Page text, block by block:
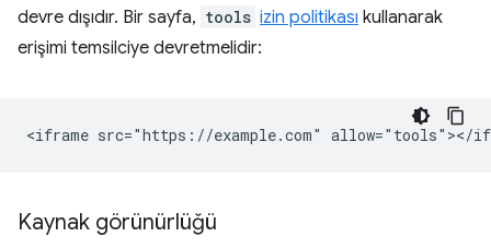
devre dışıdır. Bir sayfa, tools izin politikası kullanarak
erişimi temsilciye devretmelidir:
Kaynak görünürlüğü